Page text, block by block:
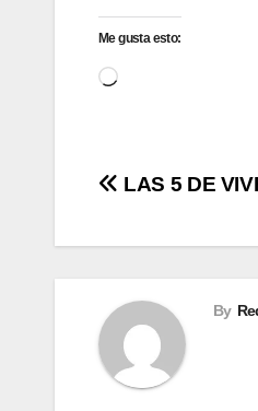
Me gusta esto:
Cargando...
de
LAS 5 DE
By